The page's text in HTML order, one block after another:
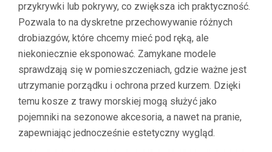
przykrywki lub pokrywy, co zwiększa ich praktyczność.
Pozwala to na dyskretne przechowywanie różnych
drobiazgów, które chcemy mieć pod ręką, ale
niekoniecznie eksponować. Zamykane modele
sprawdzają się w pomieszczeniach, gdzie ważne jest
utrzymanie porządku i ochrona przed kurzem. Dzięki
temu kosze z trawy morskiej mogą służyć jako
pojemniki na sezonowe akcesoria, a nawet na pranie,
zapewniając jednocześnie estetyczny wygląd.